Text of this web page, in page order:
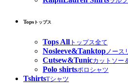
Tops トップス
Tops All トップス全て
Nosleeve&Tanktop ノース
Cutsew&Tunicカットソー
Polo shirtsポロシャツ
TshirtsTシャツ